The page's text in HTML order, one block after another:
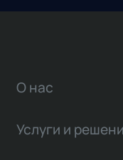
О нас
Услуги и